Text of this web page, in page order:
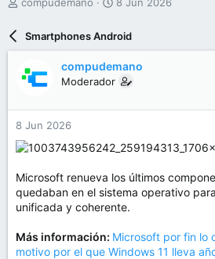
a
r
d
e
l
t
e
m
a
h
d
e
n
i
Smartphones Android
compudemano
Moderador
8 Jun 2026
Microsoft renueva los últimos
quedaban en el sistema operativo
unificada y coherente.
Más información: Microsoft por fin lo
motivo por el que Windows 11 lleva